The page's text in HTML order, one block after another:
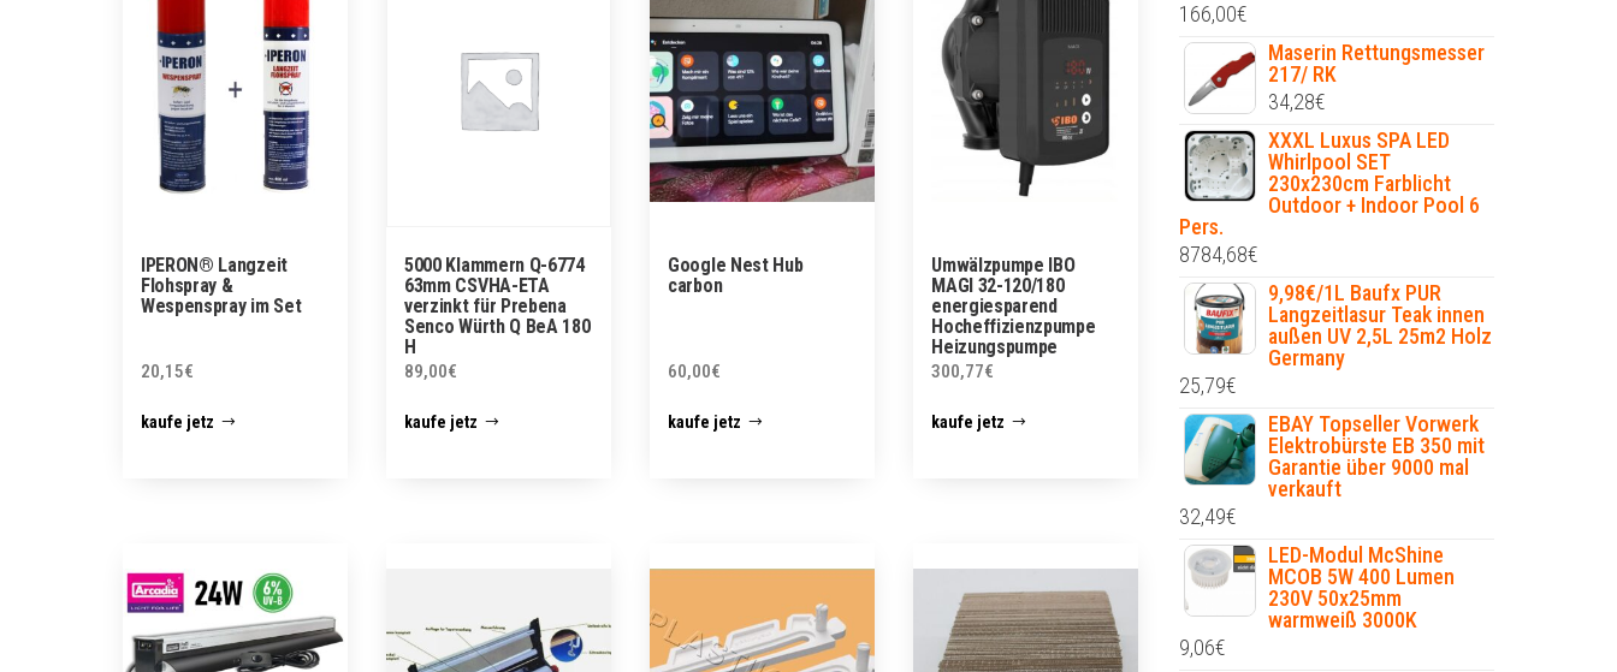
IPERON® Langzeit
Flohspray &
Wespenspray im Set
20,15€
kaufe jetz
5000 Klammern Q-6774
63mm CSVHA-ETA
verzinkt für Prebena
Senco Würth Q BeA 180
H
89,00€
kaufe jetz
Google Nest Hub
carbon
60,00€
kaufe jetz
Umwälzpumpe IBO
MAGI 32-120/180
energiesparend
Hocheffizienzpumpe
Heizungspumpe
300,77€
kaufe jetz
166,00€
Maserin Rettungsmesser
217/ RK
34,28€
XXXL Luxus SPA LED
Whirlpool SET
230x230cm Farblicht
Outdoor + Indoor Pool 6
Pers.
8784,68€
9,98€/1L Baufx PUR
Langzeitlasur Teak innen
außen UV 2,5L 25m2 Holz
Germany
25,79€
EBAY Topseller Vorwerk
Elektrobürste EB 350 mit
Garantie über 9000 mal
verkauft
32,49€
LED-Modul McShine
MCOB 5W 400 Lumen
230V 50x25mm
warmweiß 3000K
9,06€